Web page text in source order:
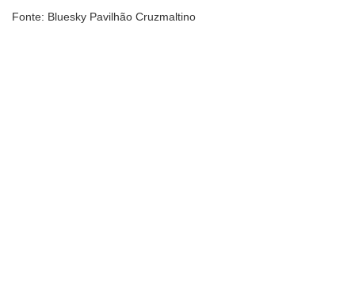
Fonte: Bluesky Pavilhão Cruzmaltino